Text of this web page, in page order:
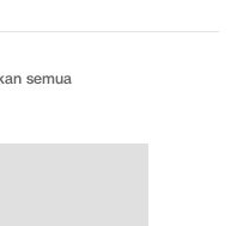
semua